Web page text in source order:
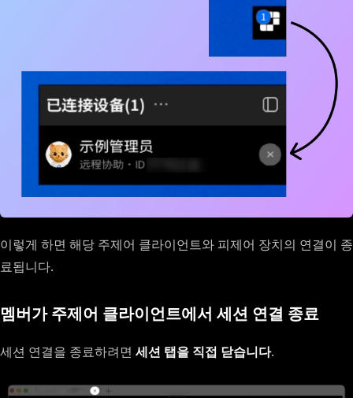
이렇게 하면 해당 주제어 클라이언트와 피제어 장치의 연결이 종
료됩니다.
멤버가 주제어 클라이언트에서 세션 연결 종료
세션 연결을 종료하려면 세션 탭을 직접 닫습니다.